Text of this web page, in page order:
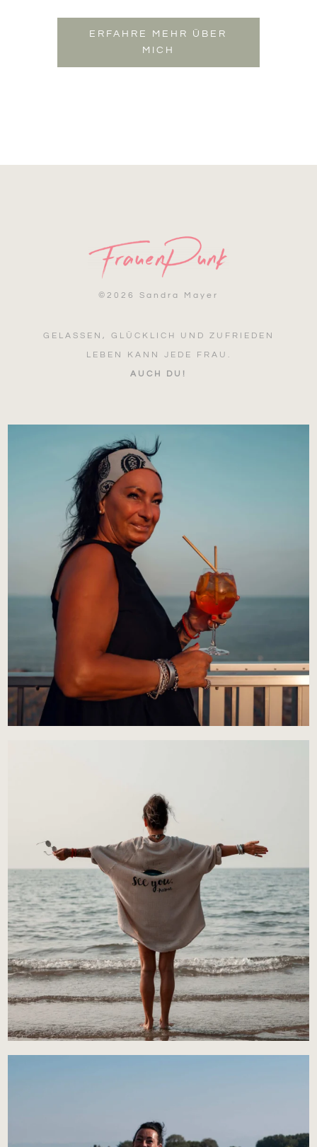
ERFAHRE MEHR ÜBER
MICH
© 2026 Sandra Mayer
GELASSEN, GLÜCKLICH UND ZUFRIEDEN
LEBEN KANN JEDE FRAU.
AUCH DU!